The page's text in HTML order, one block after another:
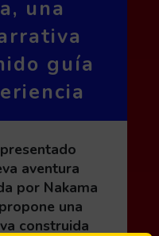
una
guía
aventura
por Nakama
una
construida